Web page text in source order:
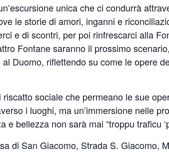
unica che ci condurrà
le storie di amori, inganni e
e di scontri, per poi rinfrescarci alla
Fontane saranno il prossimo
Duomo, riflettendo su come le opere
sociale che permeano le sue
i luoghi, ma un’immersione nelle
bellezza non sarà mai “troppu traficu
di San Giacomo, Strada S. Giacomo,